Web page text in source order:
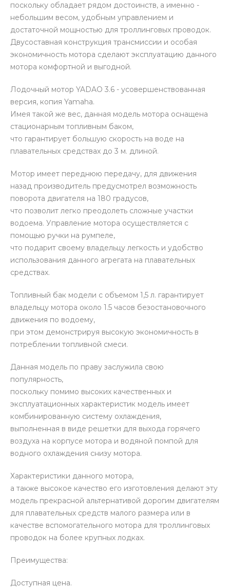
поскольку обладает рядом достоинств, а именно -
небольшим весом, удобным управлением и
достаточной мощностью для троллинговых проводок.
Двусоставная конструкция трансмиссии и особая
экономичность мотора сделают эксплуатацию данного
мотора комфортной и выгодной.
Лодочный мотор YADAO 3.6 - усовершенствованная
версия, копия Yamaha.
Имея такой же вес, данная модель мотора оснащена
стационарным топливным баком,
что гарантирует большую скорость на воде на
плавательных средствах до 3 м. длиной.
Мотор имеет переднюю передачу, для движения
назад производитель предусмотрел возможность
поворота двигателя на 180 градусов,
что позволит легко преодолеть сложные участки
водоема. Управление мотора осуществляется с
помощью ручки на румпеле,
что подарит своему владельцу легкость и удобство
использования данного агрегата на плавательных
средствах.
Топливный бак модели с объемом 1,5 л. гарантирует
владельцу мотора около 1.5 часов безостановочного
движения по водоему,
при этом демонстрируя высокую экономичность в
потреблении топливной смеси.
Данная модель по праву заслужила свою
популярность,
поскольку помимо высоких качественных и
эксплуатационных характеристик модель имеет
комбинированную систему охлаждения,
выполненная в виде решетки для выхода горячего
воздуха на корпусе мотора и водяной помпой для
водного охлаждения снизу мотора.
Характеристики данного мотора,
а также высокое качество его изготовления делают эту
модель прекрасной альтернативой дорогим двигателям
для плавательных средств малого размера или в
качестве вспомогательного мотора для троллинговых
проводок на более крупных лодках.
Преимущества:
Доступная цена.